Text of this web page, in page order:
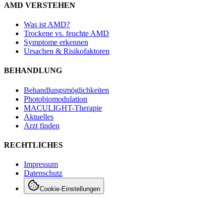
AMD VERSTEHEN
Was ist AMD?
Trockene vs. feuchte AMD
Symptome erkennen
Ursachen & Risikofaktoren
BEHANDLUNG
Behandlungsmöglichkeiten
Photobiomodulation
MACULIGHT-Therapie
Aktuelles
Arzt finden
RECHTLICHES
Impressum
Datenschutz
Cookie-Einstellungen